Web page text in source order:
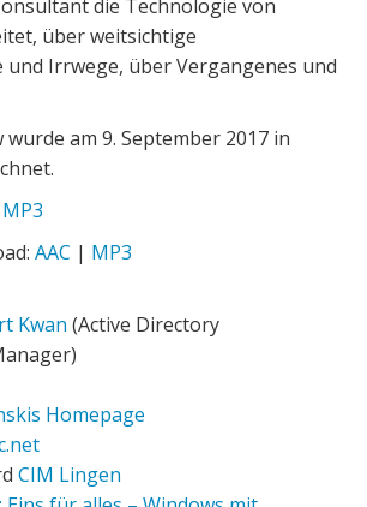
die Technologie von
über weitsichtige
und Irrwege, über Vergangenes und
am 9. September 2017 in
MP3
AAC | MP3
Kwan (Active Directory
Homepage
CIM Lingen